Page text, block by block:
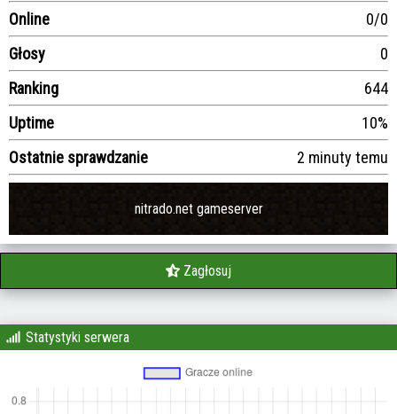
Online
0/0
Głosy
0
Ranking
644
Uptime
10%
Ostatnie sprawdzanie
2 minuty temu
nitrado.net gameserver
Zagłosuj
Statystyki serwera